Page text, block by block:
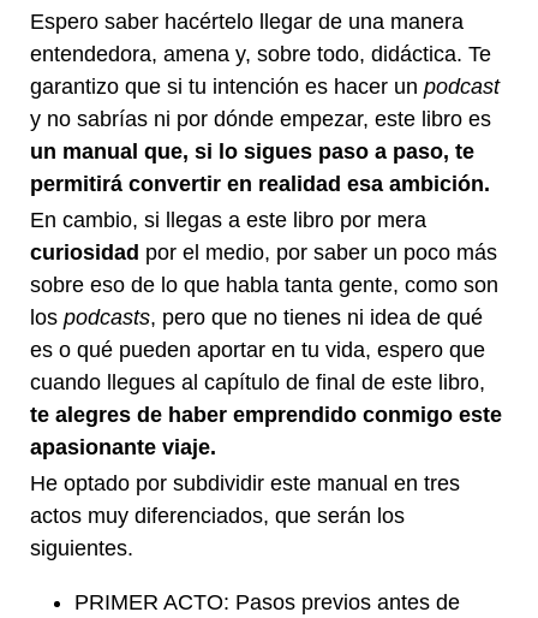
Espero saber hacértelo llegar de una manera
entendedora, amena y, sobre todo, didáctica. Te
garantizo que si tu intención es hacer unpodcast
y no sabrías ni por dónde empezar, este libro es
un manual que, si lo sigues paso a paso, te
permitirá convertir en realidad esa ambición.
En cambio, si llegas a este libro por mera
curiosidad por el medio, por saber un poco más
sobre eso de lo que habla tanta gente, como son
lospodcasts, pero que no tienes ni idea de qué
es o qué pueden aportar en tu vida, espero que
cuando llegues al capítulo de final de este libro,
te alegres de haber emprendido conmigo este
apasionante viaje.
He optado por subdividir este manual en tres
actos muy diferenciados, que serán los
siguientes.
PRIMER ACTO: Pasos previos antes de